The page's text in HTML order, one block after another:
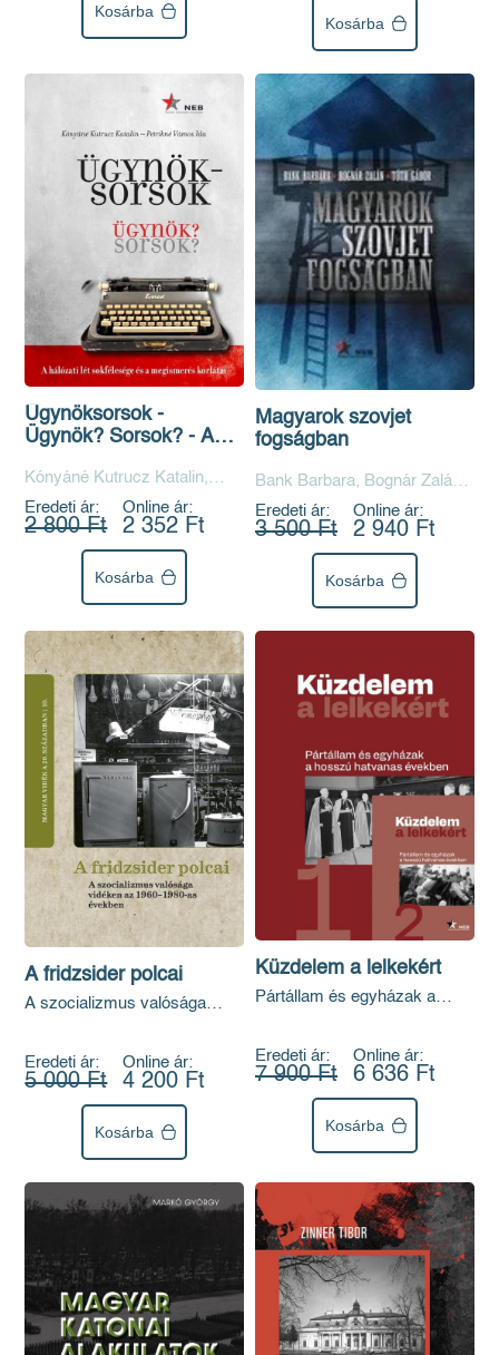
Kosárba
Kosárba
Ügynöksorsok -
Ügynök? Sorsok? - A
és a megismerés
korlátai
Kónyáné Kutrucz Katalin,
Petrikné Vámos Ida
Eredeti ár:
2 800 Ft
Online ár:
2 352 Ft
Kosárba
Magyarok szovjet
fogságban
Bank Barbara, Bognár Zalán,
Tóth Gábor
Eredeti ár:
3 500 Ft
Online ár:
2 940 Ft
Kosárba
A fridzsider polcai
A szocializmus valósága
Eredeti ár:
5 000 Ft
Online ár:
4 200 Ft
Kosárba
Küzdelem a lelkekért
Pártállam és egyházak a
Eredeti ár:
7 900 Ft
Online ár:
6 636 Ft
Kosárba